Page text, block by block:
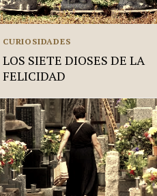
CURIOSIDADES
LOS SIETE DIOSES DE LA
FELICIDAD